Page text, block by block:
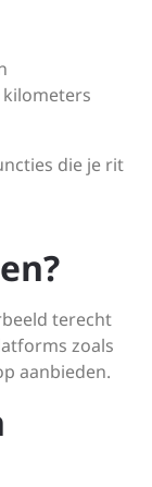
die je rit
terecht
zoals
aanbieden.